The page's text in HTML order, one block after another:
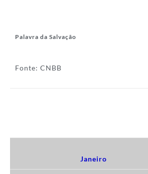
Palavra da Salvação
Fonte: CNBB
Janeiro